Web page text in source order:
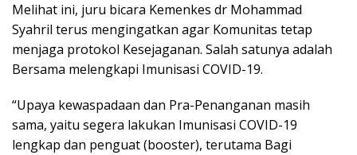
Melihat ini, juru bicara Kemenkes dr Mohammad
Syahril terus mengingatkan agar Komunitas tetap
menjaga protokol Kesejaganan. Salah satunya adalah
Bersama melengkapi Imunisasi COVID-19.
“Upaya kewaspadaan dan Pra-Penanganan masih
sama, yaitu segera lakukan Imunisasi COVID-19
lengkap dan penguat (booster), terutama Bagi